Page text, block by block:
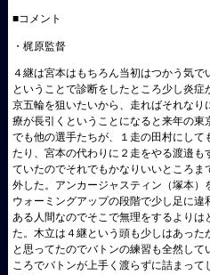
■コメント
・梶原監督
４継は宮本はもちろん当初はつかう気
ということで診断をしたところ少し炎
京五輪を狙いたいから、走ればそれな
療が長引くということになると来年の東
でも他の選手たちが、１走の田村にして
たり、宮本の代わりに２走をやる渡邉
ていたのでそれでもかなりいいところ
外した。アンカージャスティン（塚本
ウォーミングアップの段階で少し足に
ある人間なのでそこで無理をするより
た。木立は４継という頭も少しはあった
と思ってたのでバトンの練習も全然し
ころでバトンが上手く渡らずに詰まっ